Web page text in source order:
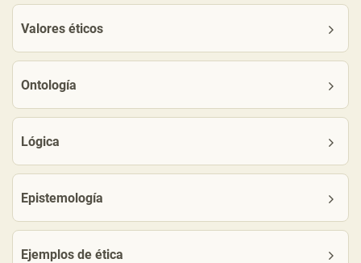
Valores éticos
Ontología
Lógica
Epistemología
Ejemplos de ética